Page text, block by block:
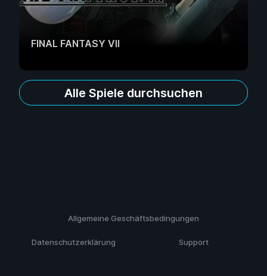
FINAL FANTASY VII
Alle Spiele durchsuchen
Allgemeine Geschäftsbedingungen
Datenschutzerklärung Support